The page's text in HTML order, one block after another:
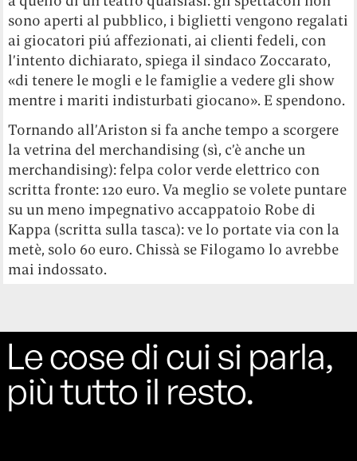
sono aperti al pubblico, i biglietti vengono regalati
ai giocatori piú affezionati, ai clienti fedeli, con
l’intento dichiarato, spiega il sindaco Zoccarato,
«di tenere le mogli e le famiglie a vedere gli show
mentre i mariti indisturbati giocano». E spendono.
Tornando all’Ariston si fa anche tempo a scorgere
la vetrina del merchandising (sì, c’è anche un
merchandising): felpa color verde elettrico con
scritta fronte: 120 euro. Va meglio se volete puntare
su un meno impegnativo accappatoio Robe di
Kappa (scritta sulla tasca): ve lo portate via con la
metè, solo 60 euro. Chissà se Filogamo lo avrebbe
mai indossato.
Le cose di cui si parla,
più tutto il resto.